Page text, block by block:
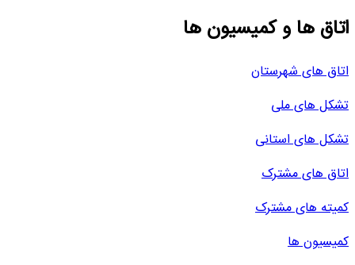
اتاق ها و کمیسیون ها
اتاق های شهرستان
تشکل های ملی
تشکل های استانی
اتاق های مشترک
کمیته های مشترک
کمیسیون ها